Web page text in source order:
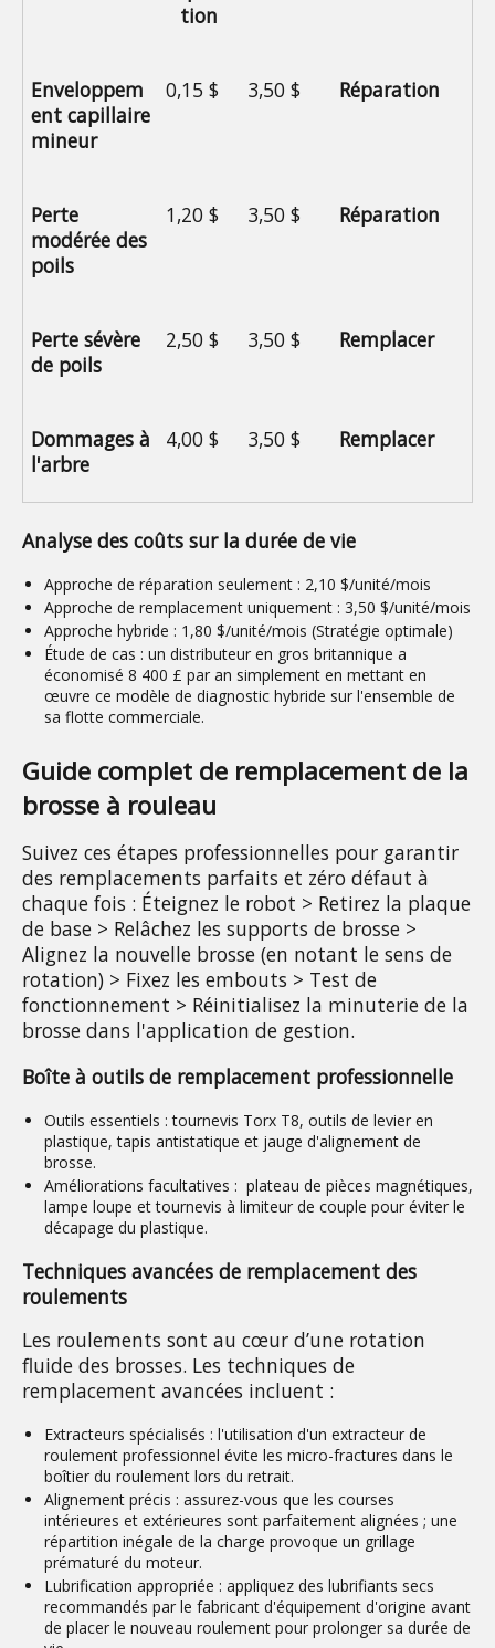
tion
Enveloppem
ent capillaire
mineur
0,15 $ 3,50 $ Réparation
Perte
modérée des
poils
1,20 $ 3,50 $ Réparation
Perte sévère
de poils
2,50 $ 3,50 $ Remplacer
Dommages à
l'arbre
4,00 $ 3,50 $ Remplacer
Analyse des coûts sur la durée de vie
Approche de réparation seulement : 2,10 $/unité/mois
Approche de remplacement uniquement : 3,50 $/unité/mois
Approche hybride : 1,80 $/unité/mois (Stratégie optimale)
Étude de cas : un distributeur en gros britannique a
économisé 8 400 £ par an simplement en mettant en
œuvre ce modèle de diagnostic hybride sur l'ensemble de
sa flotte commerciale.
Guide complet de remplacement de la
brosse à rouleau
Suivez ces étapes professionnelles pour garantir
des remplacements parfaits et zéro défaut à
chaque fois : Éteignez le robot > Retirez la plaque
de base > Relâchez les supports de brosse >
Alignez la nouvelle brosse (en notant le sens de
rotation) > Fixez les embouts > Test de
fonctionnement > Réinitialisez la minuterie de la
brosse dans l'application de gestion.
Boîte à outils de remplacement professionnelle
Outils essentiels :tournevis Torx T8, outils de levier en
plastique, tapis antistatique et jauge d'alignement de
brosse.
Améliorations facultatives : plateau de pièces magnétiques,
lampe loupe et tournevis à limiteur de couple pour éviter le
décapage du plastique.
Techniques avancées de remplacement des
roulements
Les roulements sont au cœur d’une rotation
fluide des brosses. Les techniques de
remplacement avancées incluent :
Extracteurs spécialisés : l'utilisation d'un extracteur de
roulement professionnel évite les micro-fractures dans le
boîtier du roulement lors du retrait.
Alignement précis : assurez-vous que les courses
intérieures et extérieures sont parfaitement alignées ; une
répartition inégale de la charge provoque un grillage
prématuré du moteur.
Lubrification appropriée : appliquez des lubrifiants secs
recommandés par le fabricant d'équipement d'origine avant
de placer le nouveau roulement pour prolonger sa durée de